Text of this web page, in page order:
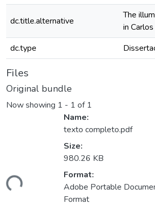
dc.title.alternative
The
in
dc.type
Files
Original bundle
Now showing 1 - 1 of 1
Name:
texto completo.pdf
Size:
980.26 KB
Format:
Adobe Portable
Format